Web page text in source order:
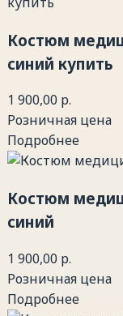
Костюм
синий купить
1 900,00 р.
Розничная цена
Подробнее
Костюм
синий
1 900,00 р.
Розничная цена
Подробнее